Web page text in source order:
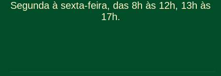
Segunda à sexta-feira, das 8h às 12h, 13h às
17h.